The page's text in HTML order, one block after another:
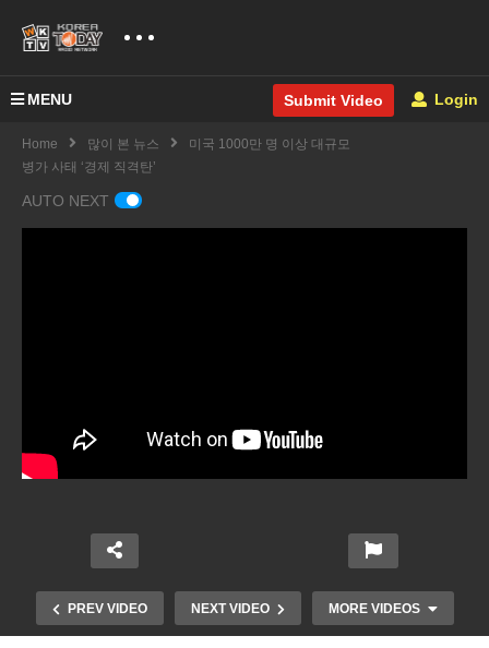
MENU Submit Video Login
Home 많이 본 뉴스
미국 1000만 명 이상 대규모
병가 사태 ‘경제 직격탄’
AUTO NEXT
PREV VIDEO NEXT VIDEO MORE VIDEOS